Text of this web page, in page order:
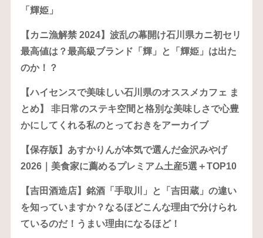
「輝姫」
【カニ漁解禁 2024】波乱の幕開け石川県カニ初セリ
最高値は？最高級ブランド「輝」と「輝姫」は出た
のか！？
【ハイセンスで美味しい石川県のオススメカフェ ま
とめ】 非日常のステキ空間と格別な美味しさで心豊
かにしてくれる私のとっておきをアーカイブ
【保存版】あすかりんが本気で選んだ金沢みやげ
2026｜美食家に薦めるプレミアム土産5選＋TOP10
【吉田酒造店】銘酒「手取川」と「吉田蔵」の違い
を知っていますか？なるほどこんな理由で分けられ
ているのだ！うまい理由になるほど！